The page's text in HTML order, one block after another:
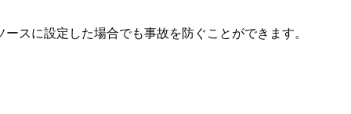
スに設定した場合でも事故を防ぐことができます。